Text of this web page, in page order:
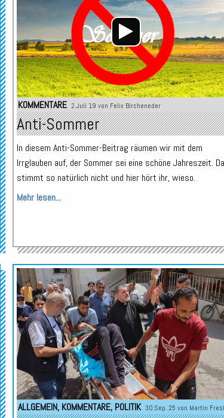
KOMMENTARE 2.Juli 19 von Felix Bircheneder
Anti-Sommer
In diesem Anti-Sommer-Beitrag räumen wir mit dem
Irrglauben auf, der Sommer sei eine schöne Jahreszeit.
stimmt so natürlich nicht und hier hört ihr, wieso.
Mehr lesen...
Audio-
Player
ALLGEMEIN, KOMMENTARE, POLITIK 30.Sep. 25 von Martin Fresl